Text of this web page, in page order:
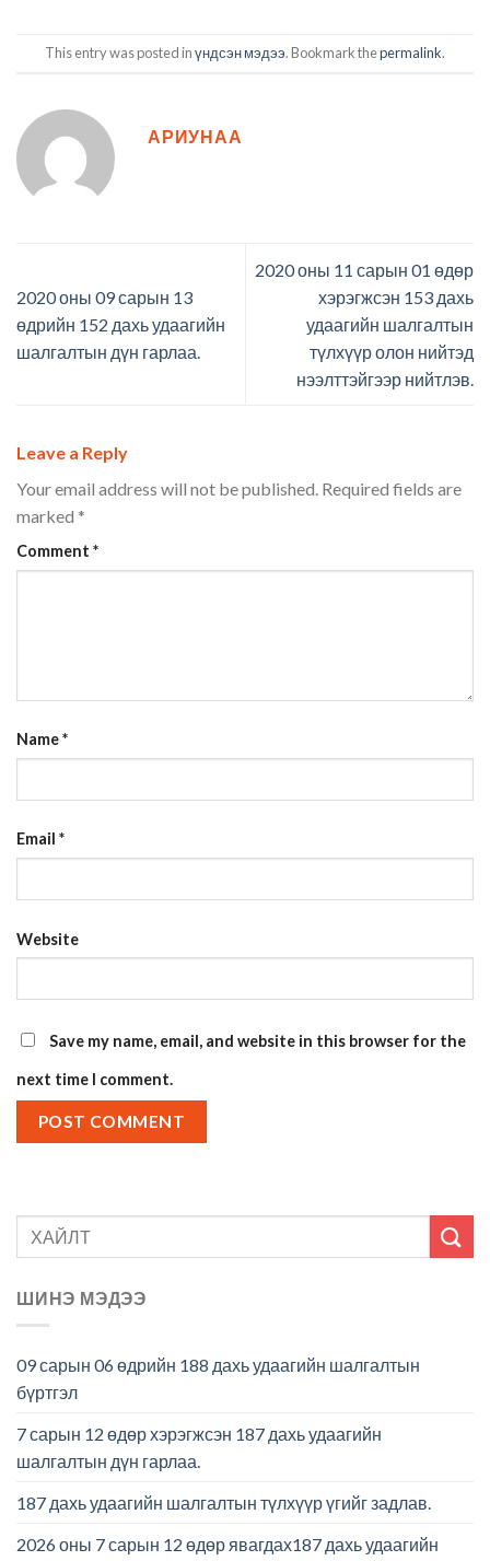
This entry was posted inүндсэн мэдээ. Bookmark thepermalink.
АРИУНАА
2020 оны 09 сарын 13
өдрийн 152 дахь удаагийн
шалгалтын дүн гарлаа.
2020 оны 11 сарын 01 өдөр
хэрэгжсэн 153 дахь
удаагийн шалгалтын
түлхүүр олон нийтэд
нээлттэйгээр нийтлэв.
Leave a Reply
Your email address will not be published. Required fields are
marked *
Comment *
Name*
Email *
Website
Save my name, email, and website in this browser for the
next time I comment.
ШИНЭ МЭДЭЭ
09 сарын 06 өдрийн 188 дахь удаагийн шалгалтын
бүртгэл
7 сарын 12 өдөр хэрэгжсэн 187 дахь удаагийн
шалгалтын дүн гарлаа.
187 дахь удаагийн шалгалтын түлхүүр үгийг задлав.
2026 оны 7 сарын 12 өдөр явагдах187 дахь удаагийн